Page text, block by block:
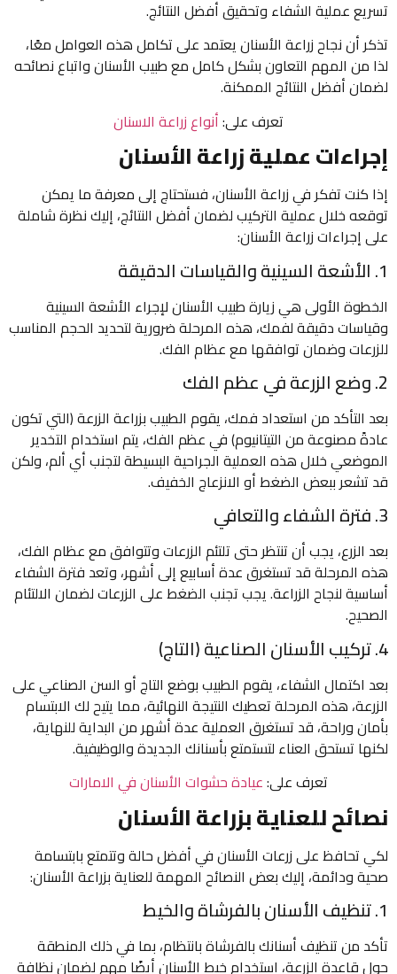
تسريع عملية الشفاء وتحقيق أفضل النتائج.
تذكر أن نجاح زراعة الأسنان يعتمد على تكامل هذه العوامل معًا،
لذا من المهم التعاون بشكل كامل مع طبيب الأسنان واتباع نصائحه
لضمان أفضل النتائج الممكنة.
تعرف على:أنواع زراعة الاسنان
إجراءات عملية زراعة الأسنان
إذا كنت تفكر في زراعة الأسنان، فستحتاج إلى معرفة ما يمكن
توقعه خلال عملية التركيب لضمان أفضل النتائج، إليك نظرة شاملة
على إجراءات زراعة الأسنان:
1. الأشعة السينية والقياسات الدقيقة
الخطوة الأولى هي زيارة طبيب الأسنان لإجراء الأشعة السينية
وقياسات دقيقة لفمك، هذه المرحلة ضرورية لتحديد الحجم المناسب
للزرعات وضمان توافقها مع عظام الفك.
2. وضع الزرعة في عظم الفك
بعد التأكد من استعداد فمك، يقوم الطبيب بزراعة الزرعة (التي تكون
عادةً مصنوعة من التيتانيوم) في عظم الفك، يتم استخدام التخدير
الموضعي خلال هذه العملية الجراحية البسيطة لتجنب أي ألم، ولكن
قد تشعر ببعض الضغط أو الانزعاج الخفيف.
3. فترة الشفاء والتعافي
بعد الزرع، يجب أن تنتظر حتى تلتئم الزرعات وتتوافق مع عظام الفك،
هذه المرحلة قد تستغرق عدة أسابيع إلى أشهر، وتعد فترة الشفاء
أساسية لنجاح الزراعة. يجب تجنب الضغط على الزرعات لضمان الالتئام
الصحيح.
4. تركيب الأسنان الصناعية (التاج)
بعد اكتمال الشفاء، يقوم الطبيب بوضع التاج أو السن الصناعي على
الزرعة، هذه المرحلة تعطيك النتيجة النهائية، مما يتيح لك الابتسام
بأمان وراحة، قد تستغرق العملية عدة أشهر من البداية للنهاية،
لكنها تستحق العناء لتستمتع بأسنانك الجديدة والوظيفية.
تعرف على:عيادة حشوات الأسنان في الامارات
نصائح للعناية بزراعة الأسنان
لكي تحافظ على زرعات الأسنان في أفضل حالة وتتمتع بابتسامة
صحية ودائمة، إليك بعض النصائح المهمة للعناية بزراعة الأسنان:
1. تنظيف الأسنان بالفرشاة والخيط
تأكد من تنظيف أسنانك بالفرشاة بانتظام، بما في ذلك المنطقة
حول قاعدة الزرعة، استخدام خيط الأسنان أيضًا مهم لضمان نظافة